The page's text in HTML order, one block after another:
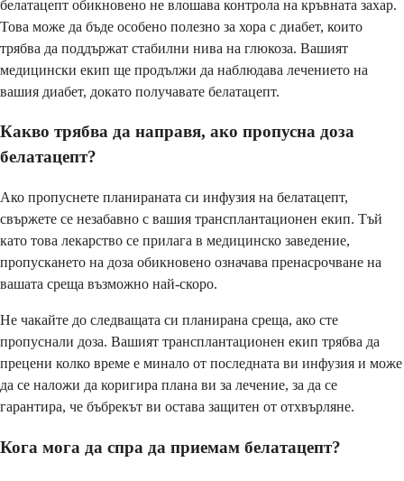
белатацепт обикновено не влошава контрола на кръвната захар.
Това може да бъде особено полезно за хора с диабет, които
трябва да поддържат стабилни нива на глюкоза. Вашият
медицински екип ще продължи да наблюдава лечението на
вашия диабет, докато получавате белатацепт.
Какво трябва да направя, ако пропусна доза
белатацепт?
Ако пропуснете планираната си инфузия на белатацепт,
свържете се незабавно с вашия трансплантационен екип. Тъй
като това лекарство се прилага в медицинско заведение,
пропускането на доза обикновено означава пренасрочване на
вашата среща възможно най-скоро.
Не чакайте до следващата си планирана среща, ако сте
пропуснали доза. Вашият трансплантационен екип трябва да
прецени колко време е минало от последната ви инфузия и може
да се наложи да коригира плана ви за лечение, за да се
гарантира, че бъбрекът ви остава защитен от отхвърляне.
Кога мога да спра да приемам белатацепт?